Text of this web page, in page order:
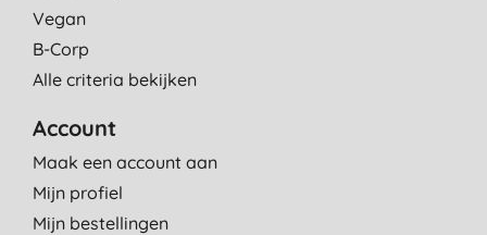
Vegan
B-Corp
Alle criteria bekijken
Account
Maak een account aan
Mijn profiel
Mijn bestellingen